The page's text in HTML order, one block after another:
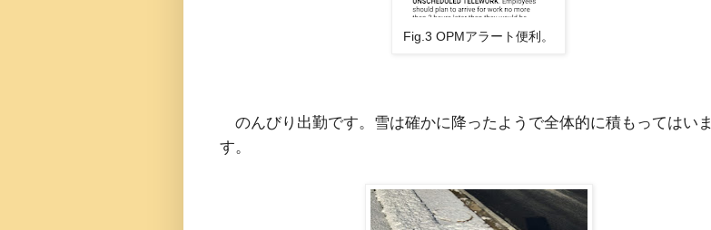
Fig.3 OPMアラート便利。
のんびり出勤です。雪は確かに降ったようで全体的に積もってはいま
す。